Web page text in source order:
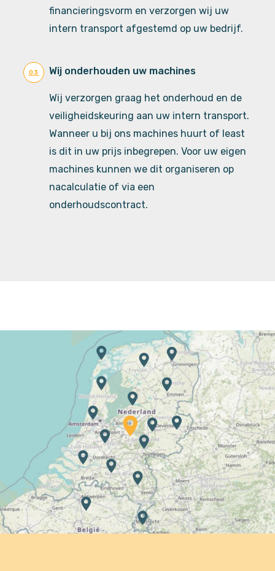
financieringsvorm en verzorgen wij uw
intern transport afgestemd op uw bedrijf.
03 Wij onderhouden uw machines
Wij verzorgen graag het onderhoud en de
veiligheidskeuring aan uw intern transport.
Wanneer u bij ons machines huurt of least
is dit in uw prijs inbegrepen. Voor uw eigen
machines kunnen we dit organiseren op
nacalculatie of via een
onderhoudscontract.